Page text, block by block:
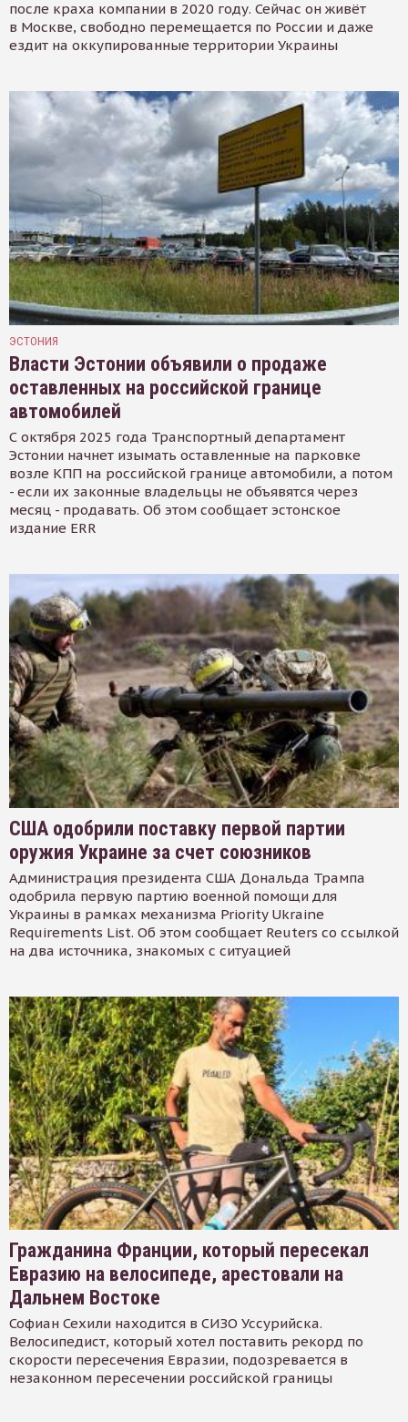
после краха компании в 2020 году. Сейчас он живёт
в Москве, свободно перемещается по России и даже
ездит на оккупированные территории Украины
ЭСТОНИЯ
Власти Эстонии объявили о продаже
оставленных на российской границе
автомобилей
С октября 2025 года Транспортный департамент
Эстонии начнет изымать оставленные на парковке
возле КПП на российской границе автомобили, а потом
- если их законные владельцы не объявятся через
месяц - продавать. Об этом сообщает эстонское
издание ERR
США одобрили поставку первой партии
оружия Украине за счет союзников
Администрация президента США Дональда Трампа
одобрила первую партию военной помощи для
Украины в рамках механизма Priority Ukraine
Requirements List. Об этом сообщает Reuters со ссылкой
на два источника, знакомых с ситуацией
Гражданина Франции, который пересекал
Евразию на велосипеде, арестовали на
Дальнем Востоке
Софиан Сехили находится в СИЗО Уссурийска.
Велосипедист, который хотел поставить рекорд по
скорости пересечения Евразии, подозревается в
незаконном пересечении российской границы